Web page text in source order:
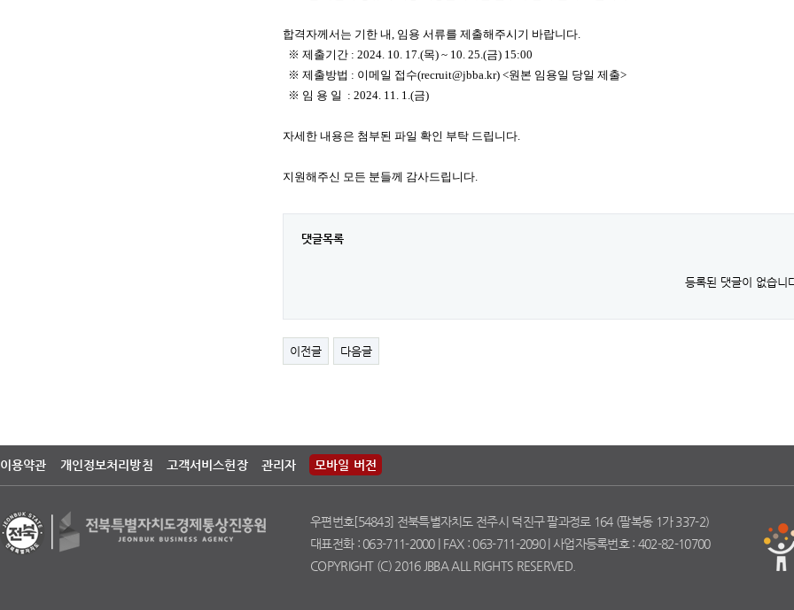
합격자께서는 기한 내, 임용 서류를 제출해주시기 바랍니다.
※ 제출기간 : 2024. 10. 17.(목) ~ 10. 25.(금) 15:00
※ 제출방법 : 이메일 접수(recruit@jbba.kr) <원본 임용일 당일 제출>
※ 임 용 일 : 2024. 11. 1.(금)
자세한 내용은 첨부된 파일 확인 부탁 드립니다.
지원해주신 모든 분들께 감사드립니다.
댓글목록
등록된 댓글이 없습니
이전글 다음글
이용약관 개인정보처리방침 고객서비스헌장 관리자 모바일 버전
우편번호[54843] 전북특별자치도 전주시 덕진구 팔과정로 164 (팔복동 1가 337-2)
대표전화 : 063-711-2000 | FAX : 063-711-2090 | 사업자등록번호 : 402-82-10700
COPYRIGHT (C) 2016 JBBA ALL RIGHTS RESERVED.